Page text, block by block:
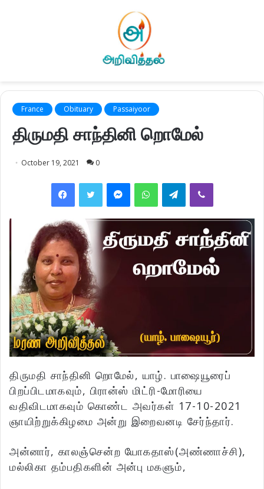
France Obituary Passaiyoor
திருமதி சாந்தினி றொமேல்
October 19, 2021 0
FacebookTwitter MessengerWhatsAppTelegramViber
திருமதி சாந்தினி றொமேல், யாழ். பாஷையூரைப்
பிறப்பிடமாகவும், பிரான்ஸ் மிட்ரி-மோரியை
வதிவிடமாகவும் கொண்ட அவர்கள் 17-10-2021
ஞாயிற்றுக்கிழமை அன்று இறைவனடி சேர்ந்தார்.
அன்னார், காலஞ்சென்ற யோகதாஸ்(அண்ணாச்சி),
மல்லிகா தம்பதிகளின் அன்பு மகளும்,